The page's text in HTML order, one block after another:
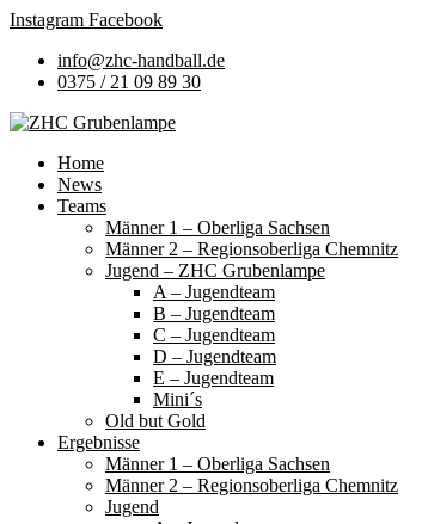
Instagram Facebook
info@zhc-handball.de
0375 / 21 09 89 30
Home
News
Teams
Männer 1 – Oberliga Sachsen
Männer 2 – Regionsoberliga Chemnitz
Jugend – ZHC Grubenlampe
A – Jugendteam
B – Jugendteam
C – Jugendteam
D – Jugendteam
E – Jugendteam
Mini´s
Old but Gold
Ergebnisse
Männer 1 – Oberliga Sachsen
Männer 2 – Regionsoberliga Chemnitz
Jugend